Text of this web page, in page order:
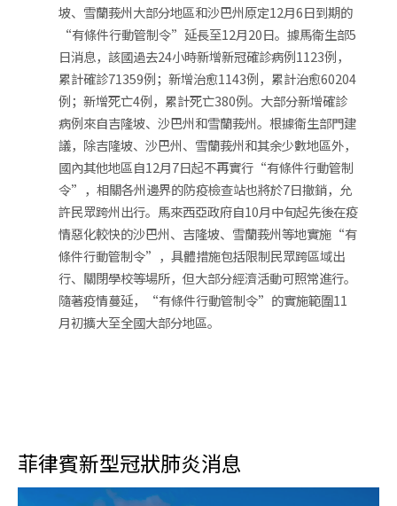
坡、雪蘭莪州大部分地區和沙巴州原定12月6日到期的
“有條件行動管制令”延長至12月20日。據馬衛生部5
日消息，該國過去24小時新增新冠確診病例1123例，
累計確診71359例；新增治愈1143例，累計治愈60204
例；新增死亡4例，累計死亡380例。大部分新增確診
病例來自吉隆坡、沙巴州和雪蘭莪州。根據衛生部門建
議，除吉隆坡、沙巴州、雪蘭莪州和其余少數地區外，
國內其他地區自12月7日起不再實行“有條件行動管制
令”，相關各州邊界的防疫檢查站也將於7日撤銷，允
許民眾跨州出行。馬來西亞政府自10月中旬起先後在疫
情惡化較快的沙巴州、吉隆坡、雪蘭莪州等地實施“有
條件行動管制令”，具體措施包括限制民眾跨區域出
行、關閉學校等場所，但大部分經濟活動可照常進行。
隨著疫情蔓延，“有條件行動管制令”的實施範圍11
月初擴大至全國大部分地區。
菲律賓新型冠狀肺炎消息